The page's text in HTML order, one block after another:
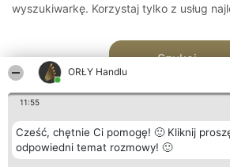
ORŁY Handlu
11:55
Cześć, chętnie Ci pomogę! 🙂 Kliknij
odpowiedni temat rozmowy! 🙂
wyszukiwarkę. Korzystaj tylko z usług
Szukaj